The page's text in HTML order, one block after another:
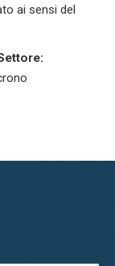
ai sensi del